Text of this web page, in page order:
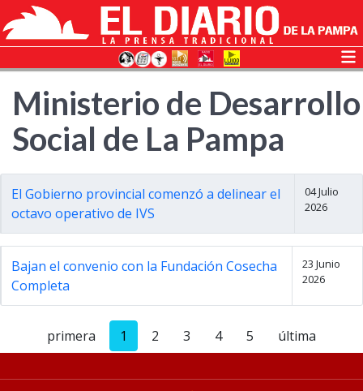
Ministerio de Desarrollo
Social de La Pampa
El Gobierno provincial comenzó a delinear el
octavo operativo de IVS
04 Julio
2026
Bajan el convenio con la Fundación Cosecha
Completa
23 Junio
2026
primera 1 2 3 4 5 última